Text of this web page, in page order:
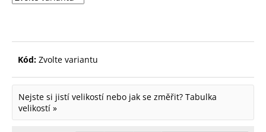
Kód: Zvolte variantu
Nejste si jistí velikostí nebo jak se změřit? Tabulka
velikostí »
j
m
e